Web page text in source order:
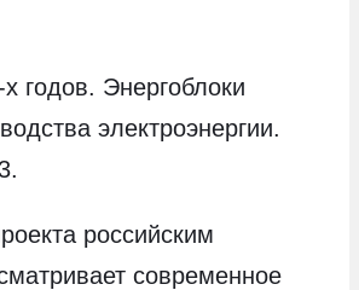
годов. Энергоблоки
электроэнергии.
российским
современное